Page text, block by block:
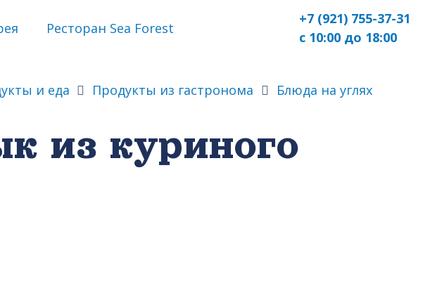
Ресторан Sea Forest
+7 (921) 755-37-31
с 10:00 до 18:00
и еда Продукты из гастронома Блюда на углях
из куриного